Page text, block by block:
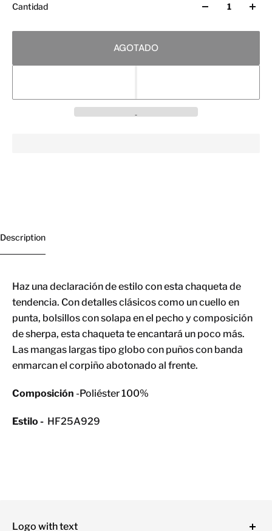
Cantidad
AGOTADO
Description
Haz una declaración de estilo con esta chaqueta de
tendencia. Con detalles clásicos como un cuello en
punta, bolsillos con solapa en el pecho y composición
de sherpa, esta chaqueta te encantará un poco más.
Las mangas largas tipo globo con puños con banda
enmarcan el corpiño abotonado al frente.
Composición -Poliéster 100%
Estilo - HF25A929
Logo with text